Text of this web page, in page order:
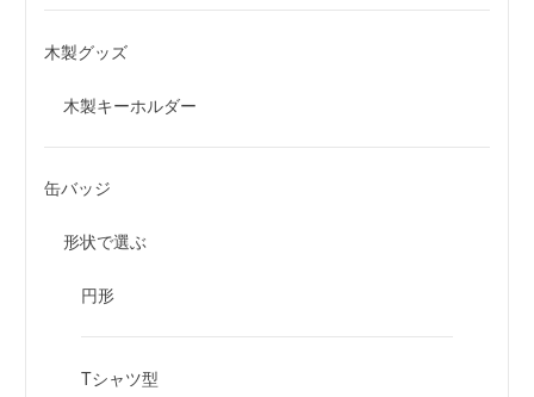
木製グッズ
木製キーホルダー
缶バッジ
形状で選ぶ
円形
Tシャツ型